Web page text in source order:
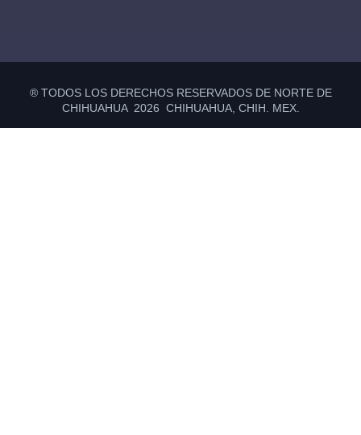
® TODOS LOS DERECHOS RESERVADOS DE NORTE DE
CHIHUAHUA 2026 CHIHUAHUA, CHIH. MEX.